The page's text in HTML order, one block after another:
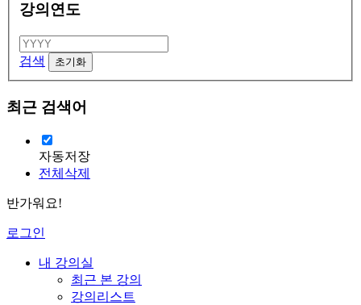
강의연도
검색
최근 검색어
자동저장
전체삭제
반가워요!
로그인
내 강의실
최근 본 강의
강의리스트